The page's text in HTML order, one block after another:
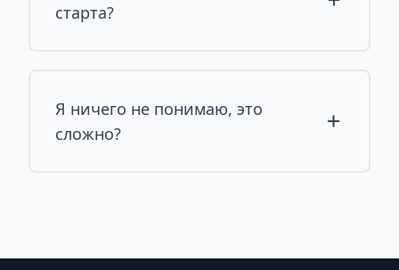
старта?
Я ничего не понимаю, это
сложно?